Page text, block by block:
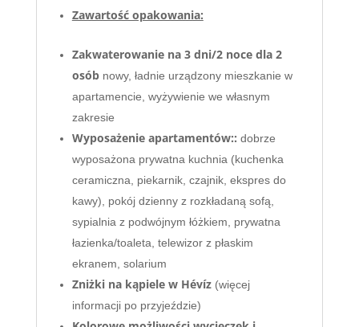
Zawartość opakowania:
Zakwaterowanie na 3 dni/2 noce dla 2
osóbnowy, ładnie urządzony mieszkanie w
apartamencie, wyżywienie we własnym
zakresie
Wyposażenie apartamentów:: dobrze
wyposażona prywatna kuchnia (kuchenka
ceramiczna, piekarnik, czajnik, ekspres do
kawy), pokój dzienny z rozkładaną sofą,
sypialnia z podwójnym łóżkiem, prywatna
łazienka/toaleta, telewizor z płaskim
ekranem, solarium
Zniżki na kąpiele w Hévíz (więcej
informacji po przyjeździe)